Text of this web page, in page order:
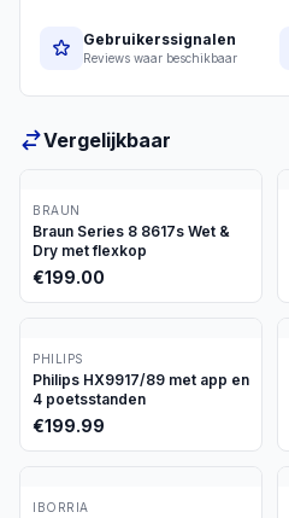
Gebruikerssignalen
Reviews waar beschikbaar
Vergelijkbaar
BRAUN
Braun Series 8 8617s Wet &
Dry met flexkop
€199.00
PHILIPS
Philips HX9917/89 met app en
4 poetsstanden
€199.99
IBORRIA